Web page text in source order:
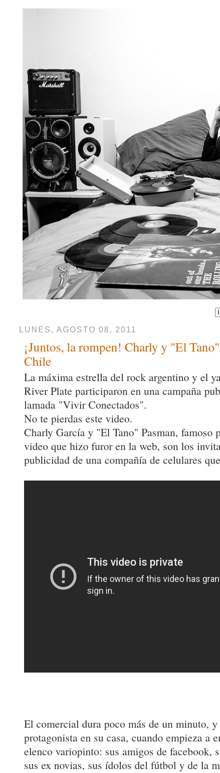
LUNES, AGOSTO 08, 2011
¡Juntos, la rompen! Charly y "El
Chile
La máxima estrella del rock argentino y el
River Plate participaron en una campaña
lamada "Vivir Conectados".
No te pierdas este video.
Charly García y "El Tano" Pasman, famoso
video que hizo furor en la web, son los
publicidad de una compañía de celulares
El comercial dura poco más de un minuto,
protagonista en su casa, cuando empieza a
elenco variopinto: sus amigos de facebook,
sus ex novias, sus ídolos del fútbol y de la